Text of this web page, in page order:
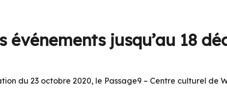
événements jusqu’au 18
du 23 octobre 2020, le Passage9 – Centre culturel de